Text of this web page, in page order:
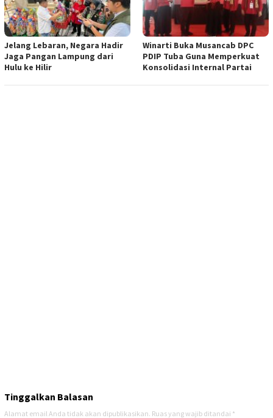
Jelang Lebaran, Negara Hadir
Jaga Pangan Lampung dari
Hulu ke Hilir
Winarti Buka Musancab DPC
PDIP Tuba Guna Memperkuat
Konsolidasi Internal Partai
Tinggalkan Balasan
Alamat email Anda tidak akan dipublikasikan. Ruas yang wajib ditandai *